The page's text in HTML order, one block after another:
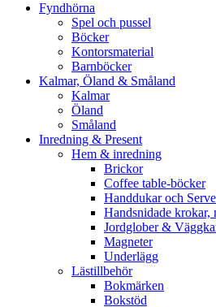
Fyndhörna
Spel och pussel
Böcker
Kontorsmaterial
Barnböcker
Kalmar, Öland & Småland
Kalmar
Öland
Småland
Inredning & Present
Hem & inredning
Brickor
Coffee table-böcker
Handdukar och
Handsnidade
Jordglober &
Magneter
Underlägg
Lästillbehör
Bokmärken
Bokstöd